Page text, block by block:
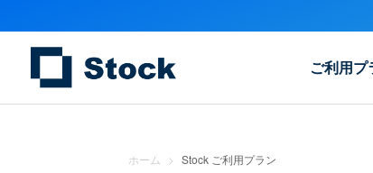
ご利用プ
ホーム > Stock ご利用プラン